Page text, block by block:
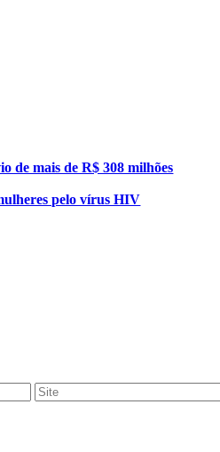
de mais de R$ 308 milhões
pelo vírus HIV